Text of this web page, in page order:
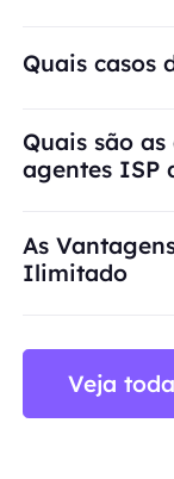
Quais casos
A BestProxy
Quais são
agentes ISP
As
Ilimitado
Veja